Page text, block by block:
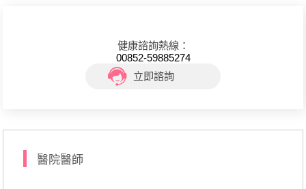
健康諮詢熱線：
00852-59885274
立即諮詢
醫院醫師